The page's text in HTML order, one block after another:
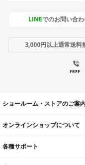
LINEでのお問い合
3,000円以上通常送料
FREE
ショールーム・ストアのご案
オンラインショップについて
各種サポート